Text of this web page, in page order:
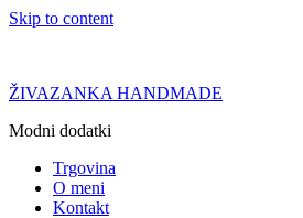
Skip to content
ŽIVAZANKA HANDMADE
Modni dodatki
Trgovina
O meni
Kontakt